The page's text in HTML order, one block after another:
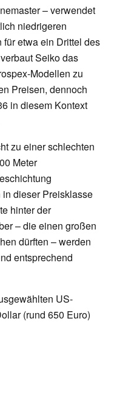
– verwendet
niedrigeren
etwa ein Drittel des
Seiko das
Modellen zu
Preisen, dennoch
in diesem Kontext
zu einer schlechten
Meter
dieser Preisklasse
hinter der
– die einen großen
dürften – werden
entsprechend
US-
(rund 650 Euro)